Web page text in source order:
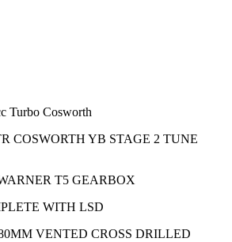
Turbo Cosworth
COSWORTH YB STAGE 2 TUNE
T5 GEARBOX
WITH LSD
VENTED CROSS DRILLED